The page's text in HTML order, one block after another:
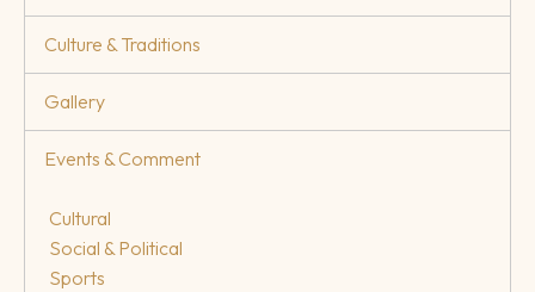
Culture & Traditions
Gallery
Events & Comment
Cultural
Social & Political
Sports